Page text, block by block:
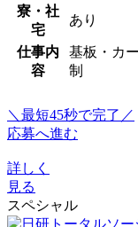
寮・社
宅
あり
仕事内
容
基板・カ
制
＼最短45秒で完了／
応募へ進む
詳しく
見る
スペシャル